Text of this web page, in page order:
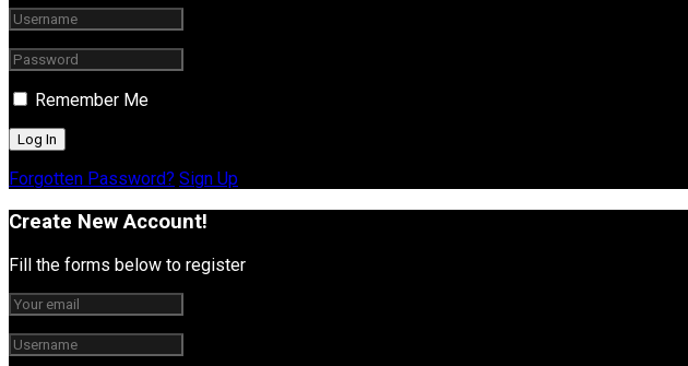
Remember Me
Forgotten Password? Sign Up
Create New Account!
Fill the forms below to register